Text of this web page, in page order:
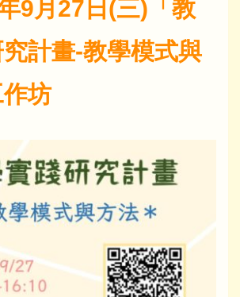
9月27日(三)「教
計畫-教學模式與
坊